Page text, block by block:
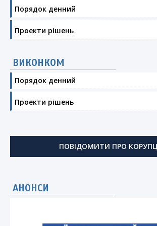
Порядок денний
Проекти рішень
ВИКОНКОМ
Порядок денний
Проекти рішень
ПОВІДОМИТИ ПРО
АНОНСИ